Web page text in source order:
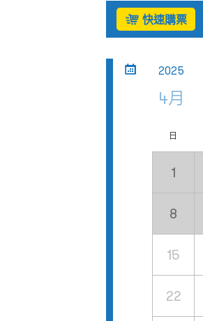
快速購票
2025
4月
日
1
8
15
22